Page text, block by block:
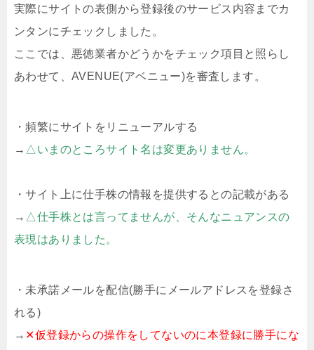
実際にサイトの表側から登録後のサービス内容までカ
ンタンにチェックしました。
ここでは、悪徳業者かどうかをチェック項目と照らし
あわせて、AVENUE(アベニュー)を審査します。
・頻繁にサイトをリニューアルする
→ △いまのところサイト名は変更ありません。
・サイト上に仕手株の情報を提供するとの記載がある
→ △仕手株とは言ってませんが、そんなニュアンスの
表現はありました。
・未承諾メールを配信(勝手にメールアドレスを登録さ
れる)
→ ✕仮登録からの操作をしてないのに本登録に勝手にな